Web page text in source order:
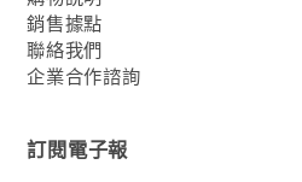
銷售據點
聯絡我們
企業合作諮詢
訂閱電子報